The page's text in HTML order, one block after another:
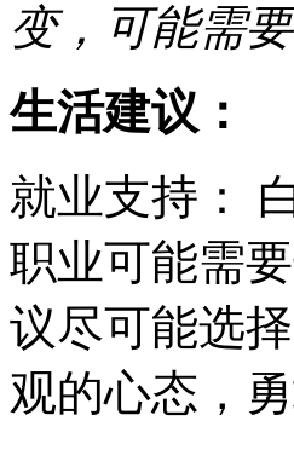
变，可能需
生活建议：
就业支持：
职业可能需
议尽可能选
观的心态，